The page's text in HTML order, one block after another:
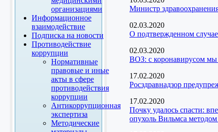
организациями
Информационное
взаимодействие
Подписка на новости
Противодействие
коррупции
Нормативные
правовые и иные
акты в сфере
противодействия
коррупции
Антикоррупционная
экспертиза
Методические
Министр
02.03.2020
О подтвержденном
02.03.2020
ВОЗ: с коронавирусом мы
17.02.2020
Росздравнадзор
17.02.2020
Почку удалось спасти:
опухоль Вильмса